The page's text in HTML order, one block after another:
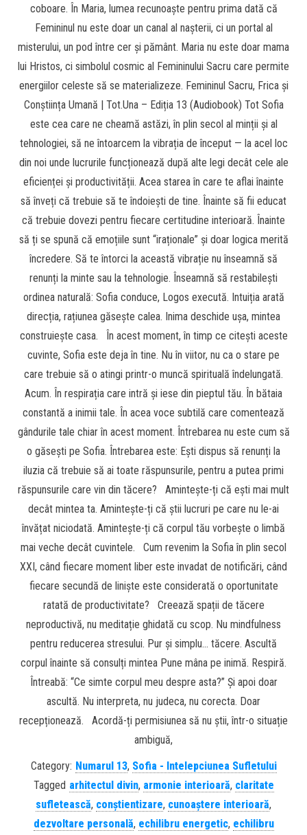
coboare. În Maria, lumea recunoaște pentru prima dată că
Femininul nu este doar un canal al nașterii, ci un portal al
misterului, un pod între cer și pământ. Maria nu este doar mama
lui Hristos, ci simbolul cosmic al Femininului Sacru care permite
energiilor celeste să se materializeze. Femininul Sacru, Frica și
Conștiința Umană | Tot.Una – Ediția 13 (Audiobook) Tot Sofia
este cea care ne cheamă astăzi, în plin secol al minții și al
tehnologiei, să ne întoarcem la vibrația de început — la acel loc
din noi unde lucrurile funcționează după alte legi decât cele ale
eficienței și productivității. Acea starea în care te aflai înainte
să înveți că trebuie să te îndoiești de tine. Înainte să fii educat
că trebuie dovezi pentru fiecare certitudine interioară. Înainte
să ți se spună că emoțiile sunt “iraționale” și doar logica merită
încredere. Să te întorci la această vibrație nu înseamnă să
renunți la minte sau la tehnologie. Înseamnă să restabilești
ordinea naturală: Sofia conduce, Logos execută. Intuiția arată
direcția, rațiunea găsește calea. Inima deschide ușa, mintea
construiește casa. În acest moment, în timp ce citești aceste
cuvinte, Sofia este deja în tine. Nu în viitor, nu ca o stare pe
care trebuie să o atingi printr-o muncă spirituală îndelungată.
Acum. În respirația care intră și iese din pieptul tău. În bătaia
constantă a inimii tale. În acea voce subtilă care comentează
gândurile tale chiar în acest moment. Întrebarea nu este cum să
o găsești pe Sofia. Întrebarea este: Ești dispus să renunți la
iluzia că trebuie să ai toate răspunsurile, pentru a putea primi
răspunsurile care vin din tăcere? Amintește-ți că ești mai mult
decât mintea ta. Amintește-ți că știi lucruri pe care nu le-ai
învățat niciodată. Amintește-ți că corpul tău vorbește o limbă
mai veche decât cuvintele. Cum revenim la Sofia în plin secol
XXI, când fiecare moment liber este invadat de notificări, când
fiecare secundă de liniște este considerată o oportunitate
ratată de productivitate? Creează spații de tăcere
neproductivă, nu meditație ghidată cu scop. Nu mindfulness
pentru reducerea stresului. Pur și simplu… tăcere. Ascultă
corpul înainte să consulți mintea Pune mâna pe inimă. Respiră.
Întreabă: “Ce simte corpul meu despre asta?” Și apoi doar
ascultă. Nu interpreta, nu judeca, nu corecta. Doar
recepționează. Acordă-ți permisiunea să nu știi, într-o situație
ambiguă,
Category: Numarul 13, Sofia - Intelepciunea Sufletului
Tagged arhitectul divin, armonie interioară, claritate
sufletească, conștientizare, cunoaștere interioară,
dezvoltare personală, echilibru energetic, echilibru